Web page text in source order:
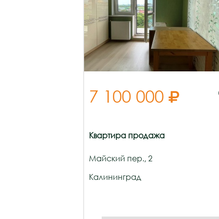
7 100 000 
Квартира продажа
Майский пер., 2
Калининград